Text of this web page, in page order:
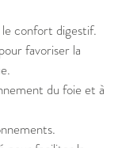
confort digestif.
favoriser la
du foie et à